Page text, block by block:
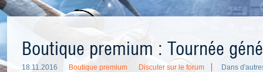
Boutique premium : Tournée
18.11.2016 Boutique premium Discuter sur le forum Dans